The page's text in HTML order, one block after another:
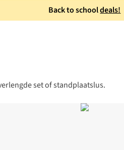
Back to schooldeals!
set of standplaatslus.